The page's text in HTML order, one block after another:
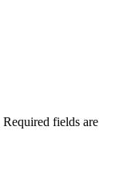
Required fields are